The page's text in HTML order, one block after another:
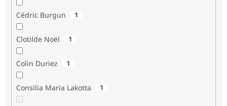
Cédric Burgun 1
Clotilde Noël 1
Colin Duriez 1
Consilia Maria Lakotta 1